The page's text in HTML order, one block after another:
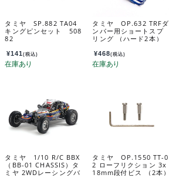
タミヤ SP.882 TA04
キングピンセット 508
82
¥141(税込)
タミヤ OP.632 TRFダ
ンパー用ショートスプ
リング （ハード2本）
¥468(税込)
タミヤ 1/10 R/C BBX
（BB-01 CHASSIS）タ
ミヤ 2WDレーシングバ
タミヤ OP.1550 TT-0
2 ローフリクション 3x
18mm段付ビス （2本）